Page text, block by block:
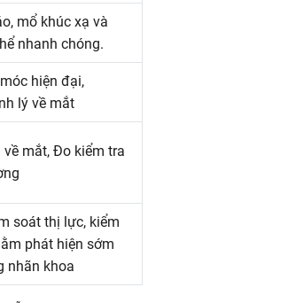
mổ khúc xạ và
nhanh chóng.
hiện đại,
lý về mắt
về mắt, Đo kiểm tra
soát thị lực, kiểm
phát hiện sớm
nhãn khoa